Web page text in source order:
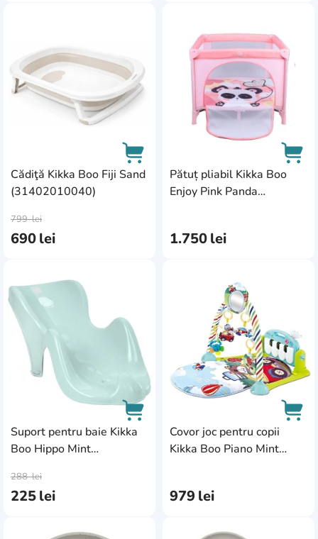
Cădiţă Kikka Boo Fiji Sand
(31402010040)
690lei
799lei
Pătuț pliabil Kikka Boo
Enjoy Pink Panda
1.750lei
Suport pentru baie Kikka
Boo Hippo Mint
225lei
288lei
AddCardToFavourite
Covor joc pentru copii
Kikka Boo Piano Mint
979 lei